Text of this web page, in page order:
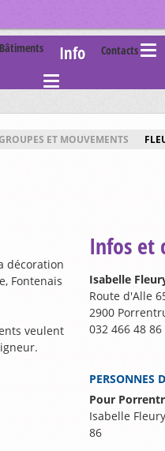
Bâtiments Info Contacts
ET MOUVEMENTS
décoration
Fontenais
veulent
Infos et
Isabelle
Route d'Alle
2900
032 466 48 86
PERSONNES
Pour
Isabelle
86